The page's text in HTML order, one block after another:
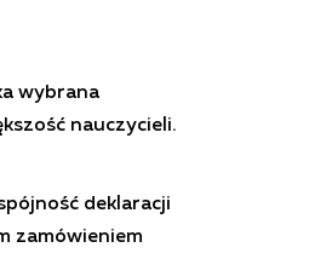
wybrana
nauczycieli.
deklaracji
zamówieniem